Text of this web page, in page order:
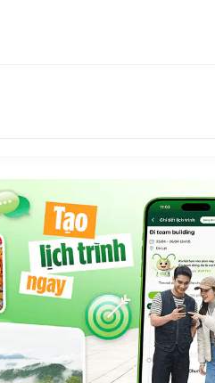
hàng tiện lợi
lợi, AnBiển House là lựa
yên tĩnh
ngoài trời
hoạt chung rộng rãi